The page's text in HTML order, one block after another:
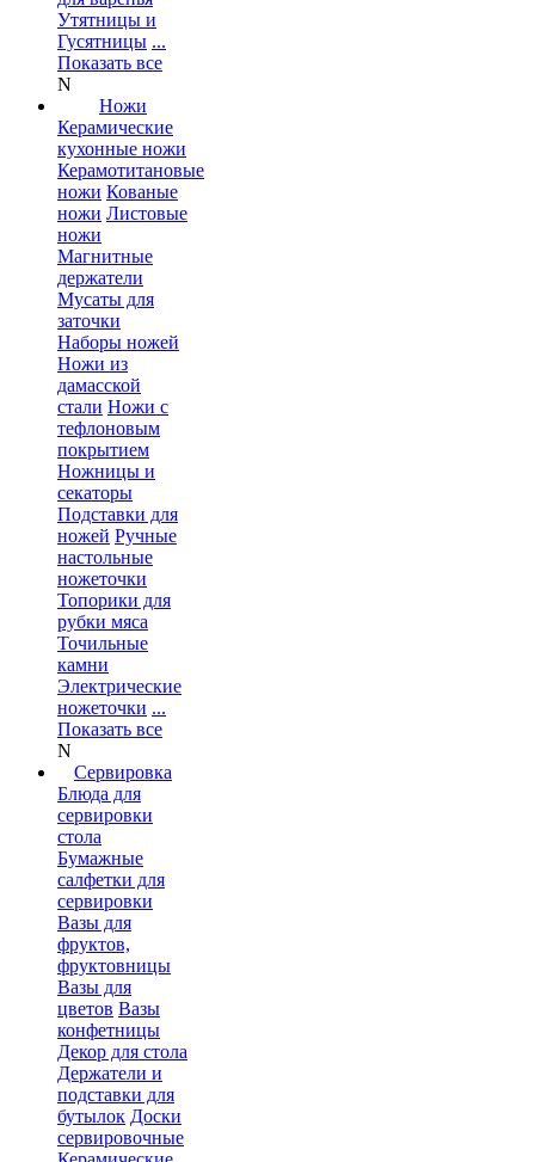
Утятницы и
Гусятницы ...
Показать все
N
Ножи
Керамические
кухонные ножи
Керамотитановые
ножи Кованые
ножи Листовые
ножи
Магнитные
держатели
Мусаты для
заточки
Наборы ножей
Ножи из
дамасской
стали Ножи с
тефлоновым
покрытием
Ножницы и
секаторы
Подставки для
ножей Ручные
настольные
ножеточки
Топорики для
рубки мяса
Точильные
камни
Электрические
ножеточки ...
Показать все
N
Сервировка
Блюда для
сервировки
стола
Бумажные
салфетки для
сервировки
Вазы для
фруктов,
фруктовницы
Вазы для
цветов Вазы
конфетницы
Декор для стола
Держатели и
подставки для
бутылок Доски
сервировочные